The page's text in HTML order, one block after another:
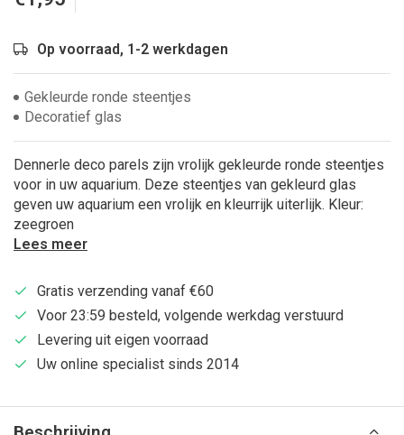
Op voorraad, 1-2 werkdagen
Gekleurde ronde steentjes
Decoratief glas
Dennerle deco parels zijn vrolijk gekleurde ronde steentjes
voor in uw aquarium. Deze steentjes van gekleurd glas
geven uw aquarium een vrolijk en kleurrijk uiterlijk. Kleur:
zeegroen
Lees meer
Gratis verzending vanaf €60
Voor 23:59 besteld, volgende werkdag verstuurd
Levering uit eigen voorraad
Uw online specialist sinds 2014